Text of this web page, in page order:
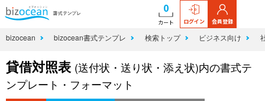
0
カート ログイン 会員登録
bizocean bizocean書式テンプレ 検索トップ ビジネス向け
貸借対照表 (送付状・送り状・添え状)内の書式テ
ンプレート・フォーマット